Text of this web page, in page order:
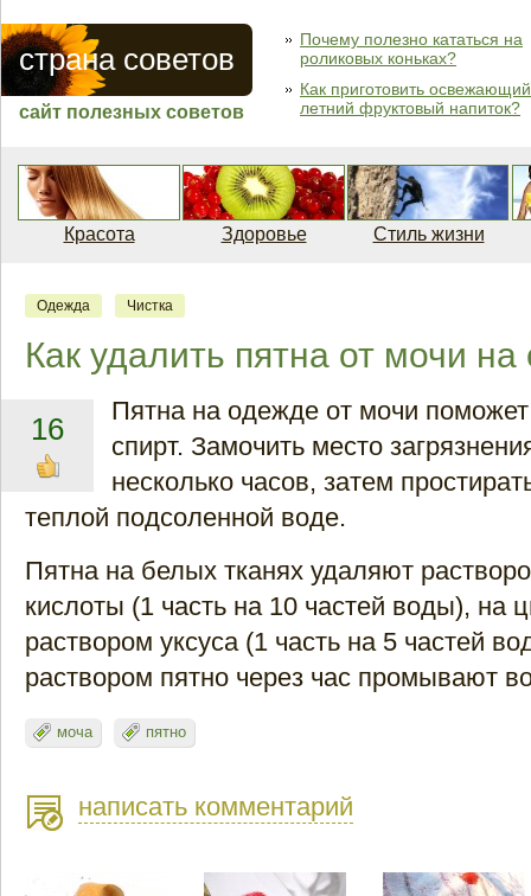
страна советов
сайт полезных советов
Почему полезно кататься на
роликовых коньках?
Как приготовить освежающий
летний фруктовый напиток?
Красота Здоровье Стиль жизни
Одежда Чистка
Как удалить пятна от мочи
16
Пятна на одежде от мочи
спирт. Замочить место
несколько часов, затем
теплой подсоленной воде.
Пятна на белых тканях удаляют
кислоты (1 часть на 10 частей воды), на
раствором уксуса (1 часть на 5 частей
раствором пятно через час промывают
моча пятно
написать комментарий